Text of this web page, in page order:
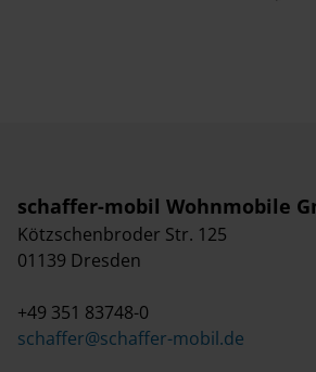
schaffer-mobil Wohnmobile
Kötzschenbroder Str. 125
01139 Dresden
+49 351 83748-0
schaffer@schaffer-mobil.de